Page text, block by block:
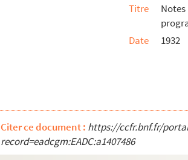
Vercolier, Jules Amable (18..-1912)
Wormser, André (1851-1926)
Youmans, Vincent (1898-1946)
Titre
Date
1932
Citer ce document : https://ccfr.bnf.fr/
record=eadcgm:EADC:a1407486